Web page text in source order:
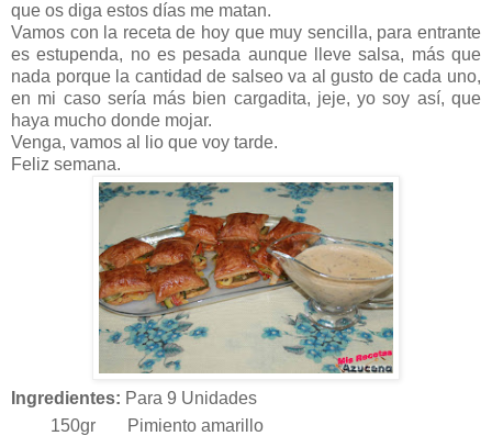
que os diga estos días me matan.
Vamos con la receta de hoy que muy sencilla, para entrante
es estupenda, no es pesada aunque lleve salsa, más que
nada porque la cantidad de salseo va al gusto de cada uno,
en mi caso sería más bien cargadita, jeje, yo soy así, que
haya mucho donde mojar.
Venga, vamos al lio que voy tarde.
Feliz semana.
Ingredientes: Para 9 Unidades
150gr
Pimiento amarillo